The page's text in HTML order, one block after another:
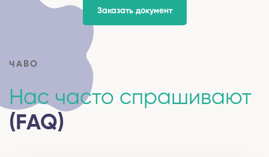
Заказать документ
ЧАВО
Нас часто спрашивают
(FAQ)